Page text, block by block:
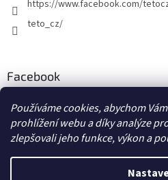
Používáme cookies, abychom
prohlížení webu a díky analýze
zlepšovali jeho funkce, výkon a
https://www.facebook.com/
teto_cz/
Facebook
Vytvořil